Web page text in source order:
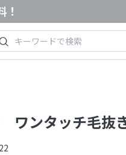
！
ンタッチ毛抜